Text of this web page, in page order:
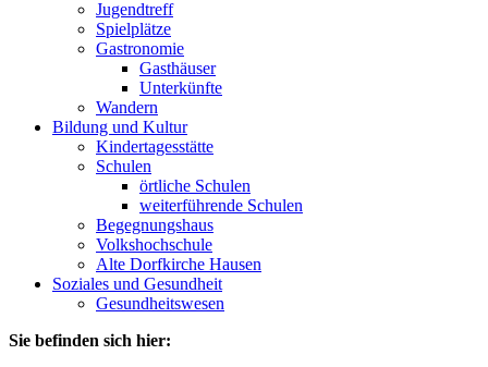
Jugendtreff
Spielplätze
Gastronomie
Gasthäuser
Unterkünfte
Wandern
Bildung und Kultur
Kindertagesstätte
Schulen
örtliche Schulen
weiterführende Schulen
Begegnungshaus
Volkshochschule
Alte Dorfkirche Hausen
Soziales und Gesundheit
Gesundheitswesen
Sie befinden sich hier: